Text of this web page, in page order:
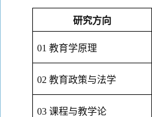
研究方向
01 教育学原理
02 教育政策与法学
03 课程与教学论